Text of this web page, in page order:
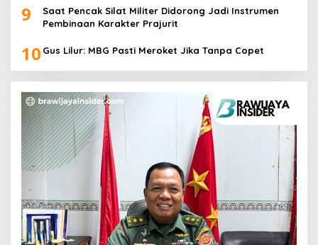
9
Saat Pencak Silat Militer Didorong Jadi Instrumen
Pembinaan Karakter Prajurit
10 Gus Lilur: MBG Pasti Meroket Jika Tanpa Copet